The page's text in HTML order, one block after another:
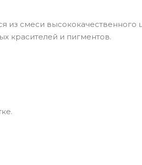
из смеси высококачественного
красителей и пигментов.